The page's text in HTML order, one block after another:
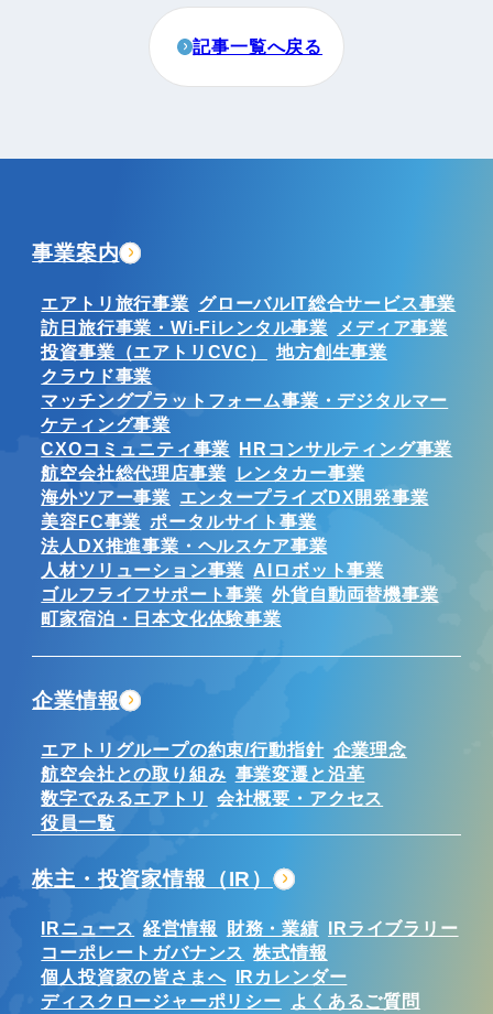
記事一覧へ戻る
事業案内
エアトリ旅行事業 グローバルIT総合サービス事業
訪日旅行事業・Wi-Fiレンタル事業
メディア事業
投資事業（エアトリCVC）
地方創生事業
クラウド事業
マッチングプラットフォーム事業・デジタルマー
ケティング事業
CXOコミュニティ事業 HRコンサルティング事業
航空会社総代理店事業
レンタカー事業
海外ツアー事業 エンタープライズDX開発事業
美容FC事業 ポータルサイト事業
法人DX推進事業・ヘルスケア事業
人材ソリューション事業 AIロボット事業
ゴルフライフサポート事業 外貨自動両替機事業
町家宿泊・日本文化体験事業
企業情報
エアトリグループの約束/行動指針 企業理念
航空会社との取り組み 事業変遷と沿革
数字でみるエアトリ
会社概要・アクセス
役員一覧
株主・投資家情報（IR）
IRニュース 経営情報 財務・業績 IRライブラリー
コーポレートガバナンス 株式情報
個人投資家の皆さまへ IRカレンダー
ディスクロージャーポリシー
よくあるご質問